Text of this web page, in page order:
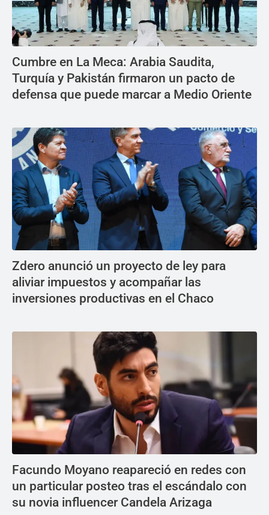
Cumbre en La Meca: Arabia Saudita,
Turquía y Pakistán firmaron un pacto de
defensa que puede marcar a Medio Oriente
Zdero anunció un proyecto de ley para
aliviar impuestos y acompañar las
inversiones productivas en el Chaco
Facundo Moyano reapareció en redes con
un particular posteo tras el escándalo con
su novia influencer Candela Arizaga